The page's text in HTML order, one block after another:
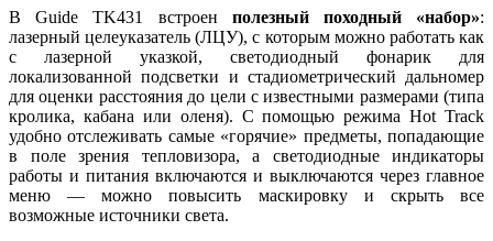
В Guide TK431 встроен полезный походный «набор»:
лазерный целеуказатель (ЛЦУ), с которым можно работать как
с лазерной указкой, светодиодный фонарик для
локализованной подсветки и стадиометрический дальномер
для оценки расстояния до цели с известными размерами (типа
кролика, кабана или оленя). С помощью режима Hot Track
удобно отслеживать самые «горячие» предметы, попадающие
в поле зрения тепловизора, а светодиодные индикаторы
работы и питания включаются и выключаются через главное
меню — можно повысить маскировку и скрыть все
возможные источники света.